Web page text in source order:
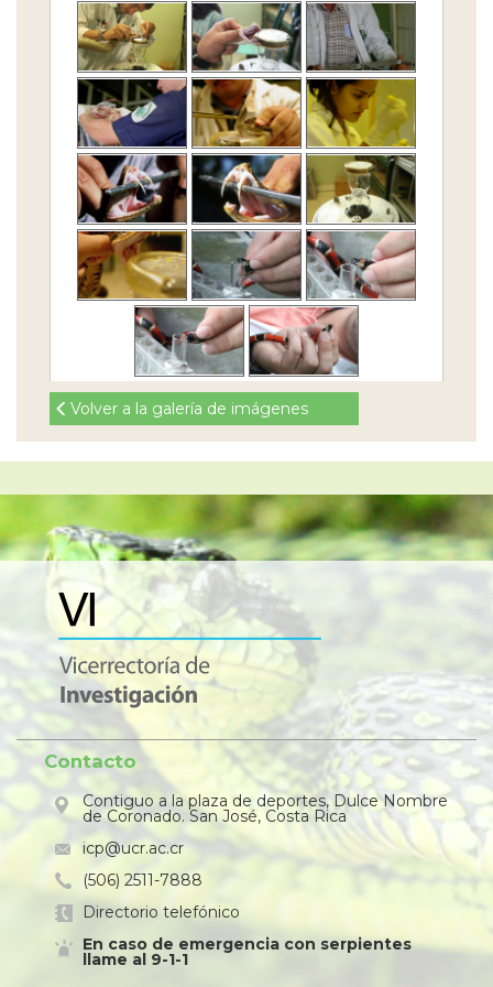
Volver a la galería de imágenes
Contacto
Contiguo a la plaza de deportes, Dulce Nombre
de Coronado. San José, Costa Rica
icp@ucr.ac.cr
(506) 2511-7888
Directorio telefónico
En caso de emergencia con serpientes
llame al 9-1-1